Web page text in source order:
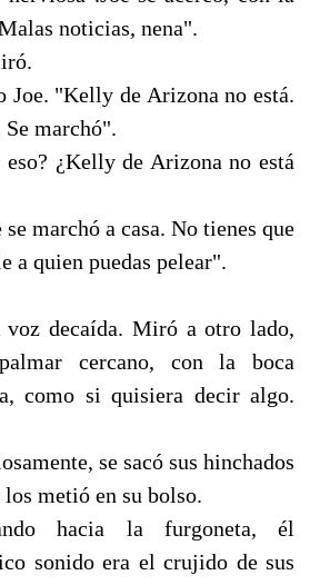
noticias, nena".
Joe. "Kelly de Arizona no está.
Se marchó".
¿Kelly de Arizona no está
marchó a casa. No tienes que
a quien puedas pelear".
decaída. Miró a otro lado,
cercano, con la boca
como si quisiera decir algo.
se sacó sus hinchados
los metió en su bolso.
hacia la furgoneta, él
sonido era el crujido de sus